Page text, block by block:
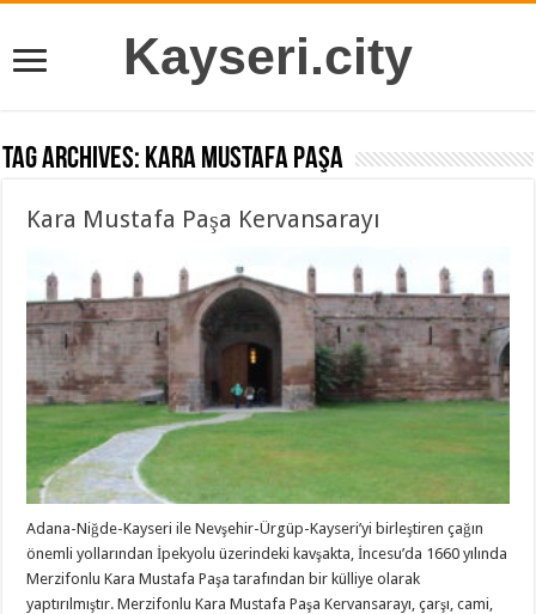
Kayseri.city
Tag Archives: Kara Mustafa Paşa
Kara Mustafa Paşa Kervansarayı
Adana-Niğde-Kayseri ile Nevşehir-Ürgüp-Kayseri’yi birleştiren çağın
önemli yollarından İpekyolu üzerindeki kavşakta, İncesu’da 1660 yılında
Merzifonlu Kara Mustafa Paşa tarafından bir külliye olarak
yaptırılmıştır. Merzifonlu Kara Mustafa Paşa Kervansarayı, çarşı, cami,